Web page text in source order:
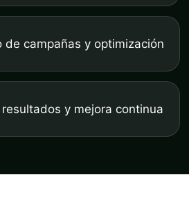
de campañas y optimización
y mejora continua